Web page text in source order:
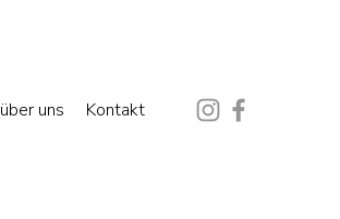
über uns Kontakt